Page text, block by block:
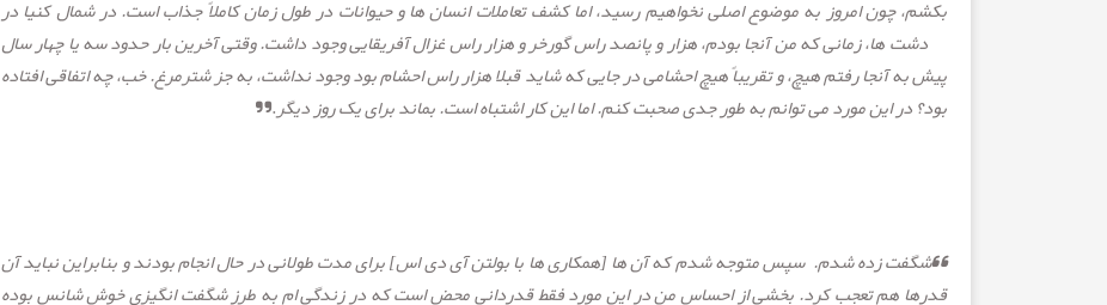
بکشم، چون امروز به موضوع اصلی نخواهیم رسید، اما کشف تعاملات انسان ها و حیوانات در طول زمان کاملاً جذاب است. در شمال کنیا در
دشت ها، زمانی که من آنجا بودم، هزار و پانصد راس گورخر و هزار راس غزال آفریقایی وجود داشت. وقتی آخرین بار حدود سه یا چهار سال
پیش به آنجا رفتم هیچ، و تقریباً هیچ احشامی در جایی که شاید قبلا هزار راس احشام بود وجود نداشت، به جز شترمرغ. خب، چه اتفاقی افتاده
بود؟ در این مورد می توانم به طور جدی صحبت کنم. اما این کار اشتباه است. بماند برای یک روز دیگر .”
“شگفت زده شدم. سپس متوجه شدم که آن ها [همکاری ها با بولتن آی دی اس] برای مدت طولانی در حال انجام بودند و بنابراین نباید آن
قدرها هم تعجب کرد. بخشی از احساس من در این مورد فقط قدردانی محض است که در زندگی ام به طرز شگفت انگیزی خوش شانس بوده